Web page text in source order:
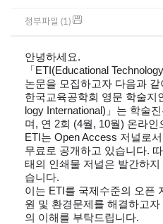
첨부파일 (1)
안녕하세요.
「 ETI(Educational
논문을 모집하고자 다음과
한국교육공학회 영문 학술지
logy International) 」 는 학술
며 , 연 2회 (4월, 10월) 온라인
ETI 는 Open Access 저널로
무료로 공개하고 있습니다.
태의 인쇄물 저널은 발간하
습니다.
이는 ETI 를 국제수준의 오픈
원 및 환경문제를 해결하고
의 이해를 부탁드립니다.